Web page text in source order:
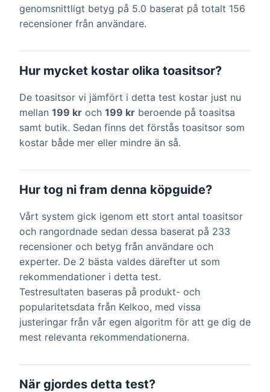
genomsnittligt betyg på 5.0 baserat på totalt 156
recensioner från användare.
Hur mycket kostar olika toasitsor?
De toasitsor vi jämfört i detta test kostar just nu
mellan 199 kr och 199 kr beroende på toasitsa
samt butik. Sedan finns det förstås toasitsor som
kostar både mer eller mindre än så.
Hur tog ni fram denna köpguide?
Vårt system gick igenom ett stort antal toasitsor
och rangordnade sedan dessa baserat på 233
recensioner och betyg från användare och
experter. De 2 bästa valdes därefter ut som
rekommendationer i detta test.
Testresultaten baseras på produkt- och
popularitetsdata från Kelkoo, med vissa
justeringar från vår egen algoritm för att ge dig de
mest relevanta rekommendationerna.
När gjordes detta test?